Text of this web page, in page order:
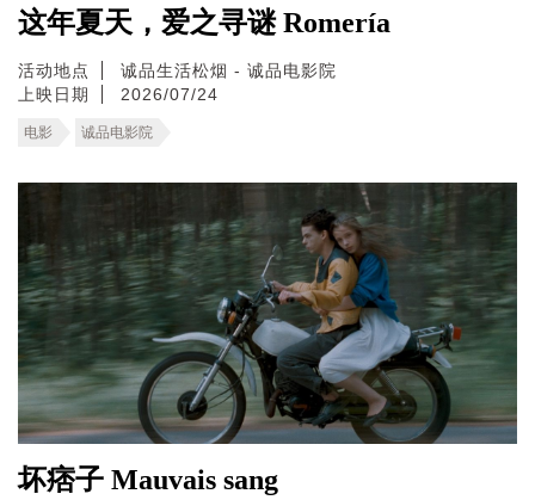
这年夏天，爱之寻谜 Romería
活动地点
诚品生活松烟 - 诚品电影院
上映日期
2026/07/24
电影 诚品电影院
坏痞子 Mauvais sang